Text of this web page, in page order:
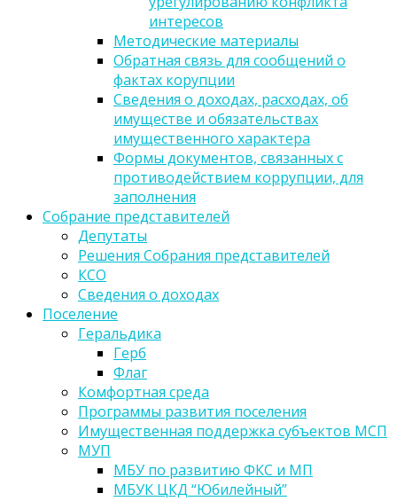
интересов
Методические материалы
Обратная связь для сообщений о
фактах корупции
Сведения о доходах, расходах, об
имуществе и обязательствах
имущественного характера
Формы документов, связанных с
противодействием коррупции, для
заполнения
Собрание представителей
Депутаты
Решения Собрания представителей
КСО
Сведения о доходах
Поселение
Геральдика
Герб
Флаг
Комфортная среда
Программы развития поселения
Имущественная поддержка субъектов МСП
МУП
МБУ по развитию ФКС и МП
МБУК ЦКД “Юбилейный”